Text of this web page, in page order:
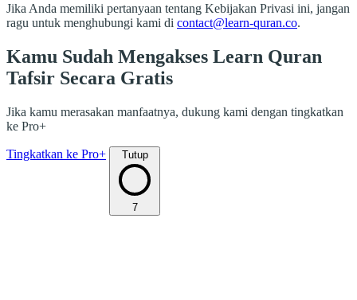
Jika Anda memiliki pertanyaan tentang Kebijakan Privasi ini, jangan
ragu untuk menghubungi kami di contact@learn-quran.co.
Kamu Sudah Mengakses Learn Quran
Tafsir Secara Gratis
Jika kamu merasakan manfaatnya, dukung kami dengan tingkatkan
ke Pro+
Tingkatkan ke Pro+ Tutup
7